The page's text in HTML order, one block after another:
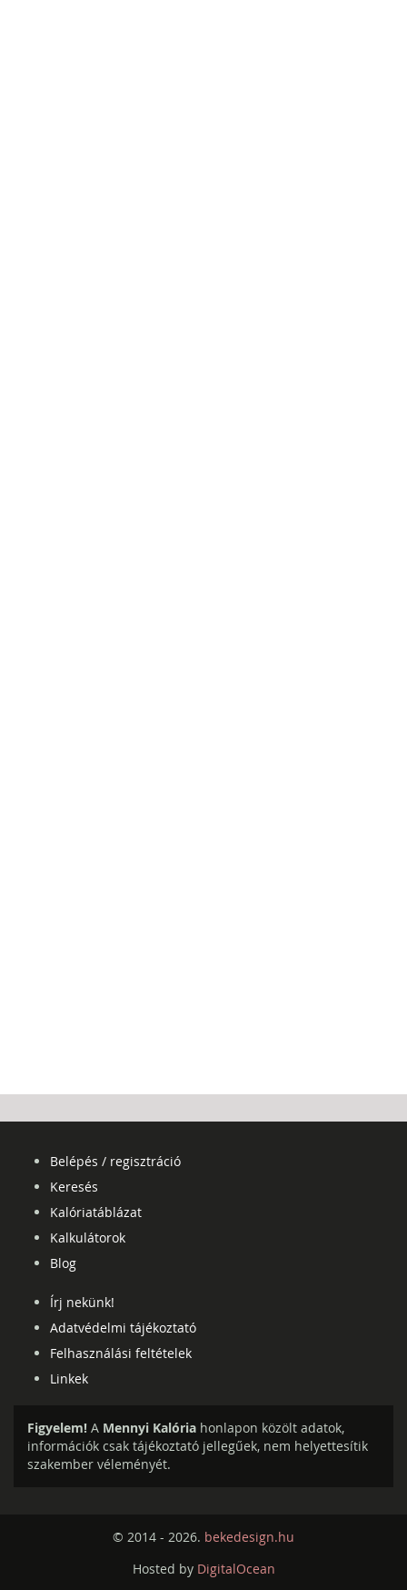
Belépés / regisztráció
Keresés
Kalóriatáblázat
Kalkulátorok
Blog
Írj nekünk!
Adatvédelmi tájékoztató
Felhasználási feltételek
Linkek
Figyelem! A Mennyi Kalória honlapon közölt adatok,
információk csak tájékoztató jellegűek, nem helyettesítik
szakember véleményét.
© 2014 - 2026. bekedesign.hu
Hosted by DigitalOcean